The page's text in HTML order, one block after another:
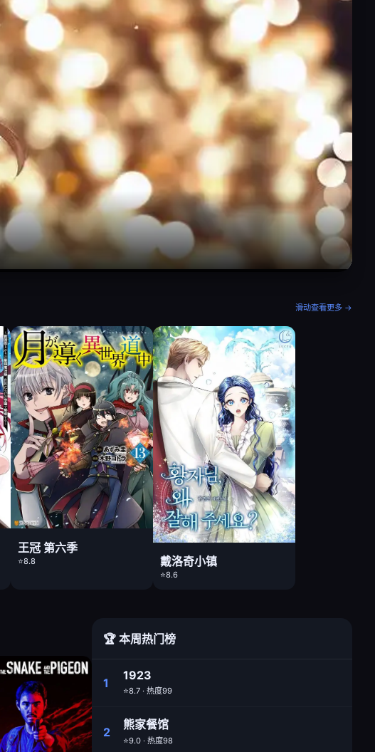
滑动查看更多 →
王冠 第六季
⭐8.8 戴洛奇小镇
⭐8.6
🏆 本周热门榜
1
1923
⭐8.7 · 热度99
2
熊家餐馆
⭐9.0 · 热度98